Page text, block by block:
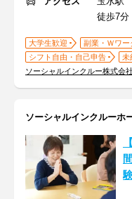
徒歩7分
大学生歓迎 副業・Ｗワー
シフト自由・自己申告
未
ソーシャルインクルー株式会
ソーシャルインクルーホ